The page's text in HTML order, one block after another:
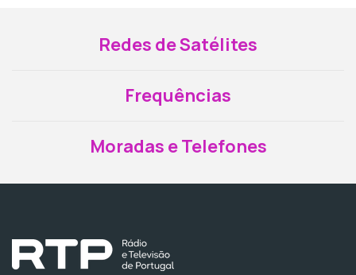
Redes de Satélites
Frequências
Moradas e Telefones